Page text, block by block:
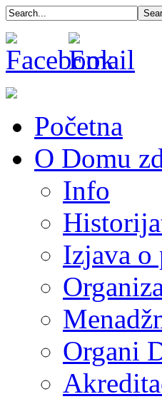
Početna
O Domu
Info
Izjava
Organi